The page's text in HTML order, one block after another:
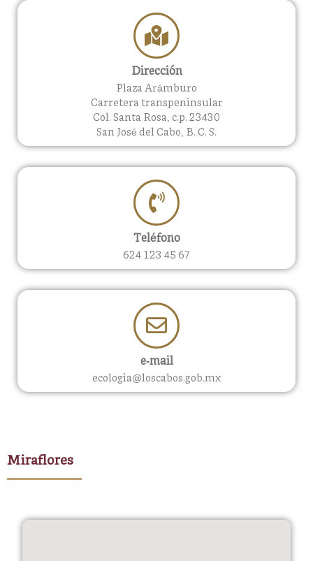
Dirección
Plaza Arámburo
Carretera transpeninsular
Col. Santa Rosa, c.p. 23430
San José del Cabo, B. C. S.
Teléfono
624 123 45 67
e-mail
ecologia@loscabos.gob.mx
Miraflores